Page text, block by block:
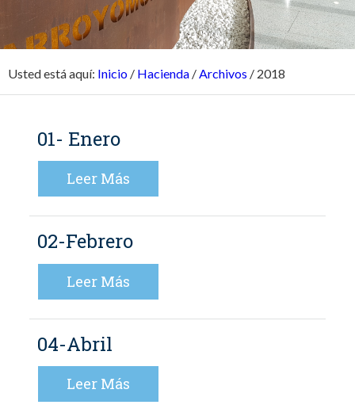
Usted está aquí: Inicio / Hacienda /Archivos / 2018
01- Enero
Leer Más
02-Febrero
Leer Más
04-Abril
Leer Más